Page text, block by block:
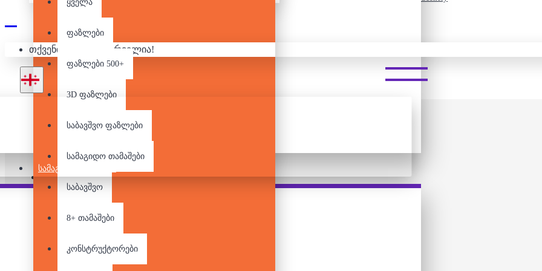
ᲡᲐᲛᲐᲒᲘᲓᲝ ᲗᲐᲛᲐᲨᲔᲑᲘ
ყველა
ფაზლები
ფაზლები 500+
3D ფაზლები
საბავშვო ფაზლები
სამაგიდო თამაშები
საბავშვო
8+ თამაშები
კონსტრუქტორები
თქვენი კალათა ცარიელია! MY ZILIPOO -RURAL
Pair it With